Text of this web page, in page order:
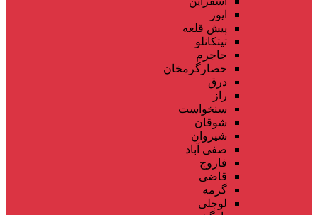
ایور
پیش قلعه
تیتکانلو
جاجرم
حصارگرمخان
درق
راز
سنخواست
شوقان
شیروان
صفی آباد
فاروج
قاضی
گرمه
لوجلی